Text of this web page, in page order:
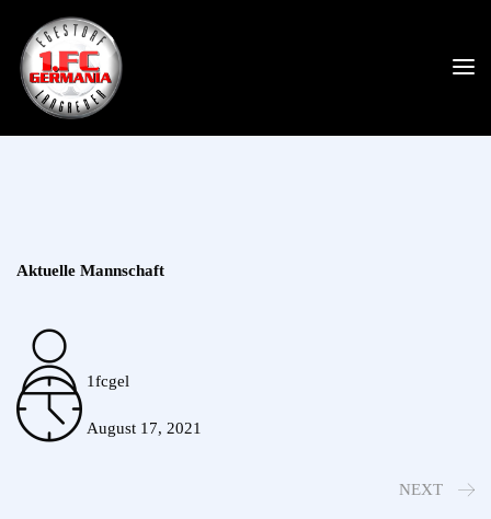
Aktuelle Mannschaft
1fcgel
August 17, 2021
NEXT